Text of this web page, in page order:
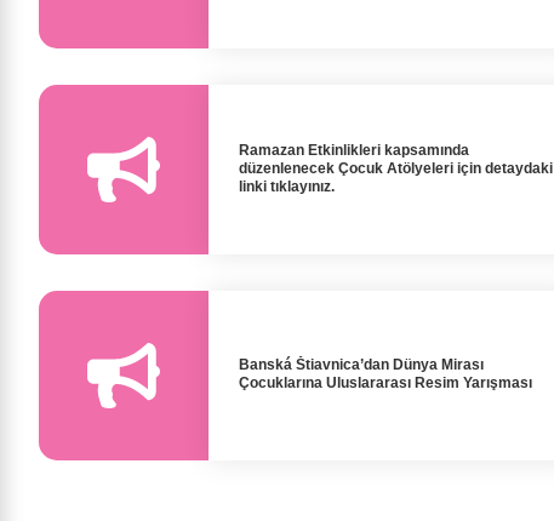
Ramazan Etkinlikleri kapsamında
düzenlenecek Çocuk Atölyeleri için detaydaki
linki tıklayınız.
Banská Štiavnica’dan Dünya Mirası
Çocuklarına Uluslararası Resim Yarışması